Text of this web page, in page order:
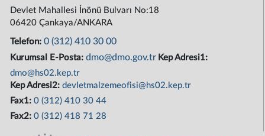
Devlet Mahallesi İnönü Bulvarı No:18
06420 Çankaya/ANKARA
Telefon:0 (312) 410 30 00
Kurumsal E-Posta:dmo@dmo.gov.tr Kep Adresi1:
dmo@hs02.kep.tr
Kep Adresi2:devletmalzemeofisi@hs02.kep.tr
Fax1:0 (312) 410 30 44
Fax2:0 (312) 418 71 28